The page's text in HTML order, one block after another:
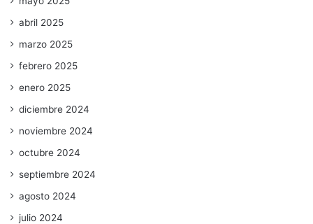
abril 2025
marzo 2025
febrero 2025
enero 2025
diciembre 2024
noviembre 2024
octubre 2024
septiembre 2024
agosto 2024
julio 2024